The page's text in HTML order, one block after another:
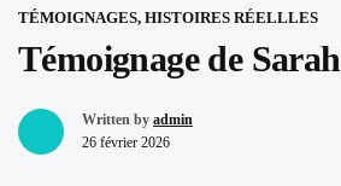
to
switch
TÉMOIGNAGES, HISTOIRES RÉELLLES
Témoignage de Sarah
Written by admin
26 février 2026